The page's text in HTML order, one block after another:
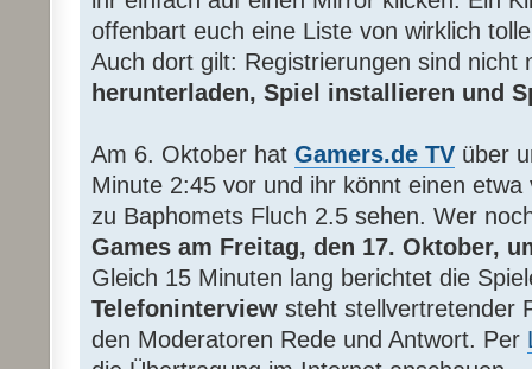
offenbart euch eine Liste von wirklich
Auch dort gilt: Registrierungen sind nicht
herunterladen, Spiel installieren und
Am 6. Oktober hat Gamers.de TV über
Minute 2:45 vor und ihr könnt einen
zu Baphomets Fluch 2.5 sehen. Wer
Games am Freitag, den 17. Oktober,
Gleich 15 Minuten lang berichtet die
Telefoninterview steht stellvertretender
den Moderatoren Rede und Antwort. Per